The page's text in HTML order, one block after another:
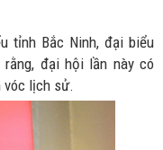
tỉnh Bắc Ninh, đại biểu
đại hội lần này có
vóc lịch sử.